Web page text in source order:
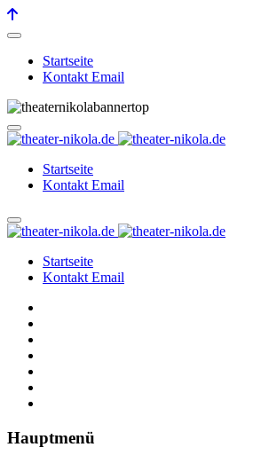
Startseite
Kontakt Email
Startseite
Kontakt Email
Startseite
Kontakt Email
Hauptmenü